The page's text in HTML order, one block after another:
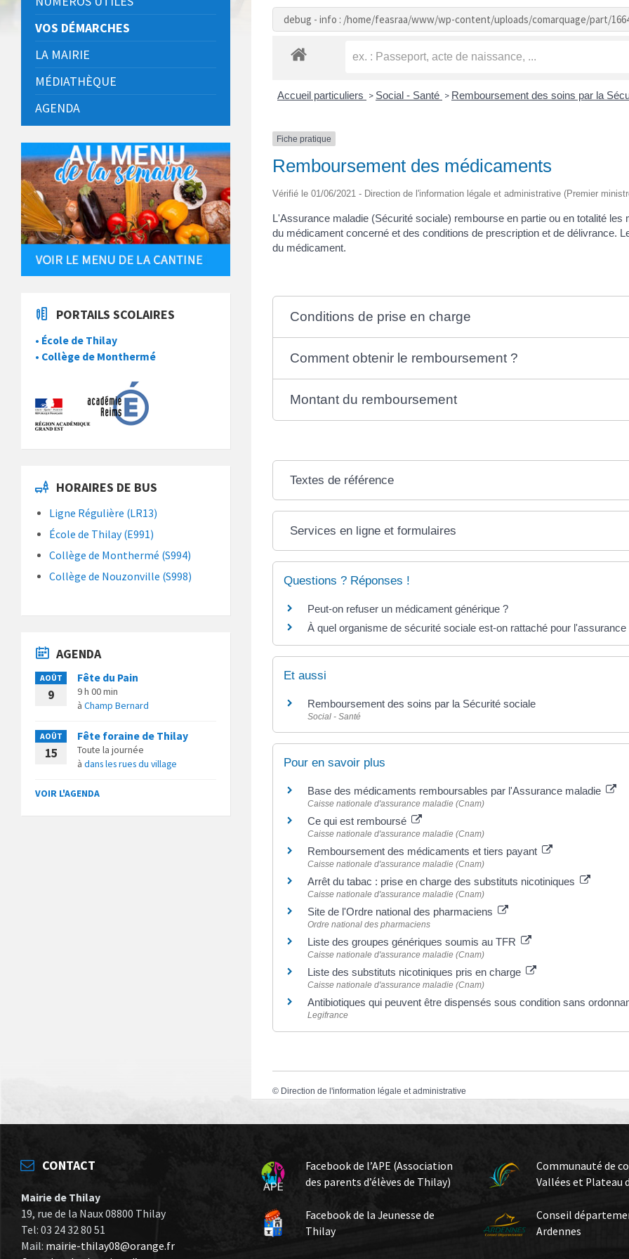
debug - info : /home/feasraa/www/wp-content/uploads/comarquage/part/
Accueil particuliers > Social - Santé > Remboursement des soins par la
Fiche pratique
Remboursement des médicaments
Vérifié le 01/06/2021 - Direction de l'information légale et administrative (Premier
L'Assurance maladie (Sécurité sociale) rembourse en partie ou en totalité
du médicament concerné et des conditions de prescription et de délivrance.
du médicament.
Conditions de prise en charge
Comment obtenir le remboursement ?
Montant du remboursement
Textes de référence
Services en ligne et formulaires
Questions ? Réponses !
Peut-on refuser un médicament générique ?
À quel organisme de sécurité sociale est-on rattaché pour l'assurance
Et aussi
Remboursement des soins par la Sécurité sociale
Social - Santé
Pour en savoir plus
Base des médicaments remboursables par l'Assurance maladie
Caisse nationale d'assurance maladie (Cnam)
Ce qui est remboursé
Caisse nationale d'assurance maladie (Cnam)
Remboursement des médicaments et tiers payant
Caisse nationale d'assurance maladie (Cnam)
Arrêt du tabac : prise en charge des substituts nicotiniques
Caisse nationale d'assurance maladie (Cnam)
Site de l'Ordre national des pharmaciens
Ordre national des pharmaciens
Liste des groupes génériques soumis au TFR
Caisse nationale d'assurance maladie (Cnam)
Liste des substituts nicotiniques pris en charge
Caisse nationale d'assurance maladie (Cnam)
Antibiotiques qui peuvent être dispensés sous condition sans
Legifrance
© Direction de l'information légale et administrative
VOS DÉMARCHES
LA MAIRIE
MÉDIATHÈQUE
AGENDA
PORTAILS SCOLAIRES
• École de Thilay
• Collège de Monthermé
HORAIRES DE BUS
Ligne Régulière (LR13)
École de Thilay (E991)
Collège de Monthermé (S994)
Collège de Nouzonville (S998)
AGENDA
AOÛT
9
Fête du Pain
9 h 00 min
à Champ Bernard
AOÛT
15
Fête foraine de Thilay
Toute la journée
à dans les rues du village
VOIR L'AGENDA
CONTACT
Mairie de Thilay
19, rue de la Naux 08800 Thilay
Tel: 03 24 32 80 51
Mail: mairie-thilay08@orange.fr
Facebook de l’APE (Association
des parents d’élèves de Thilay)
Facebook de la Jeunesse de
Thilay
Communauté de
Vallées et Plateau
Conseil
Ardennes